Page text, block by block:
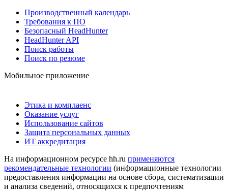
Производственный календарь
Требования к ПО
Безопасный HeadHunter
HeadHunter API
Поиск работы
Поиск по резюме
Мобильное приложение
Этика и комплаенс
Оказание услуг
Использование сайтов
Защита персональных данных
ИТ аккредитация
На информационном ресурсе hh.ru применяются
рекомендательные технологии (информационные технологии
предоставления информации на основе сбора, систематизации
и анализа сведений, относящихся к предпочтениям